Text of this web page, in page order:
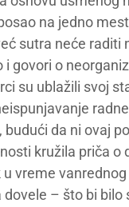
na jedno
sutra neće raditi
govori o
su ublažili svoj
da ni ovaj
kružila priča o
vreme
– što bi bilo